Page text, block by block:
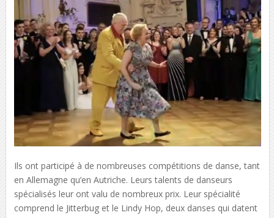
Ils ont participé à de nombreuses compétitions de danse, tant
en Allemagne qu’en Autriche. Leurs talents de danseurs
spécialisés leur ont valu de nombreux prix. Leur spécialité
comprend le Jitterbug et le Lindy Hop, deux danses qui datent